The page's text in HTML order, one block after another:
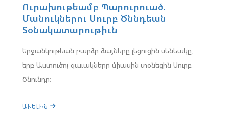
Ուրախութեամբ Պարուրուած.
Մանուկներու Սուրբ Ծննդեան
Տօնակատարութիւն
Երջանկութեան բարձր ձայները լեցուցին սենեակը,
երբ Աստուծոյ զաւակները միասին տօնեցին Սուրբ
Ծնունդը:
ԱՒԵԼԻՆ